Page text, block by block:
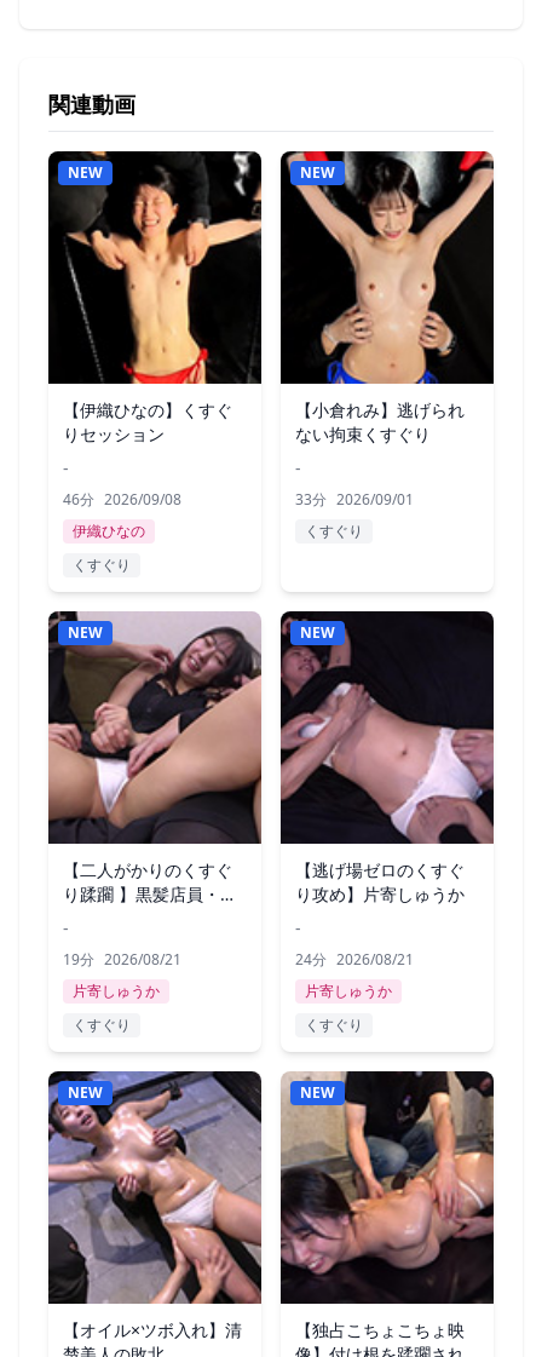
関連動画
NEW
【伊織ひなの】くすぐ
りセッション
-
46分 2026/09/08
伊織ひなの
くすぐり
NEW
【小倉れみ】逃げられ
ない拘束くすぐり
-
33分 2026/09/01
くすぐり
NEW
【二人がかりのくすぐ
り蹂躙 】黒髪店員・片
-
19分 2026/08/21
片寄しゅうか
くすぐり
NEW
【逃げ場ゼロのくすぐ
り攻め】片寄しゅうか
-
24分 2026/08/21
片寄しゅうか
くすぐり
NEW
【オイル×ツボ入れ】清
NEW
【独占こちょこちょ映